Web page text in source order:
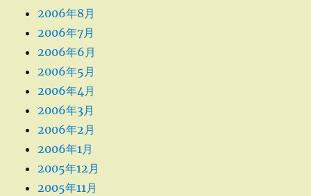
2006年8月
2006年7月
2006年6月
2006年5月
2006年4月
2006年3月
2006年2月
2006年1月
2005年12月
2005年11月